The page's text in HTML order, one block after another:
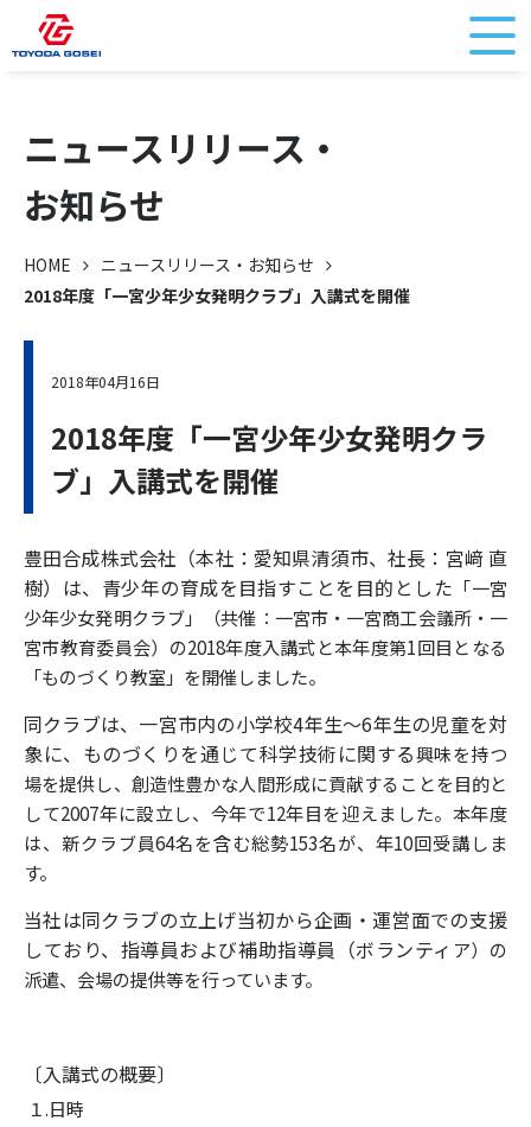
ニュースリリース・
お知らせ
HOME
ニュースリリース・お知らせ
2018年度「一宮少年少女発明クラブ」入講式を開催
2018年04月16日
2018年度「一宮少年少女発明クラ
ブ」入講式を開催
豊田合成株式会社（本社：愛知県清須市、社長：宮﨑 直
樹）は、青少年の育成を目指すことを目的とした 「一宮
少年少女発明クラブ」（共催：一宮市・一宮商工会議所・一
宮市教育委員会）の2018年度入講式と本年度第1回目となる
「ものづくり教室」を開催しました。
同クラブは、一宮市内の小学校4年生～6年生の児童を対
象に、ものづくりを通じて科学技術に関する興味を持つ
場を提供し、創造性豊かな人間形成に貢献することを目的と
して2007年に設立し、今年で12年目を迎えました。本年度
は、新クラブ員64名を含む総勢153名が、年10回受講しま
す。
当社は同クラブの立上げ当初から企画・運営面での支援
しており、指導員および補助指導員（ボランティ ア）の
派遣、会場の提供等を行っています。
〔入講式の概要〕
１.日時